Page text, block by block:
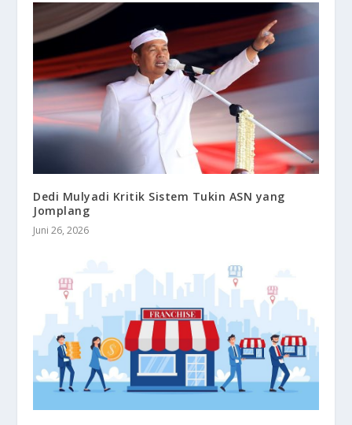
Dedi Mulyadi Kritik Sistem Tukin ASN yang
Jomplang
Juni 26, 2026